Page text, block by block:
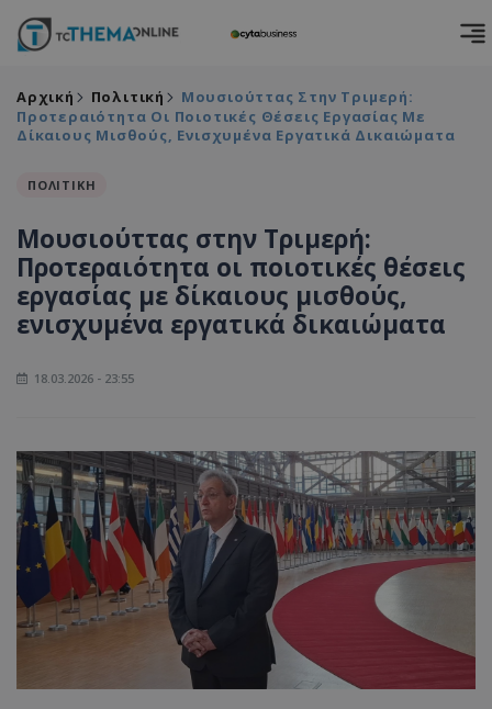
Αρχική Πολιτική
Μουσιούττας Στην Τριμερή:
Προτεραιότητα Οι Ποιοτικές Θέσεις Εργασίας Με
Δίκαιους Μισθούς, Ενισχυμένα Εργατικά Δικαιώματα
ΠΟΛΙΤΙΚΗ
Μουσιούττας στην Τριμερή:
Προτεραιότητα οι ποιοτικές θέσεις
εργασίας με δίκαιους μισθούς,
ενισχυμένα εργατικά δικαιώματα
18.03.2026 - 23:55